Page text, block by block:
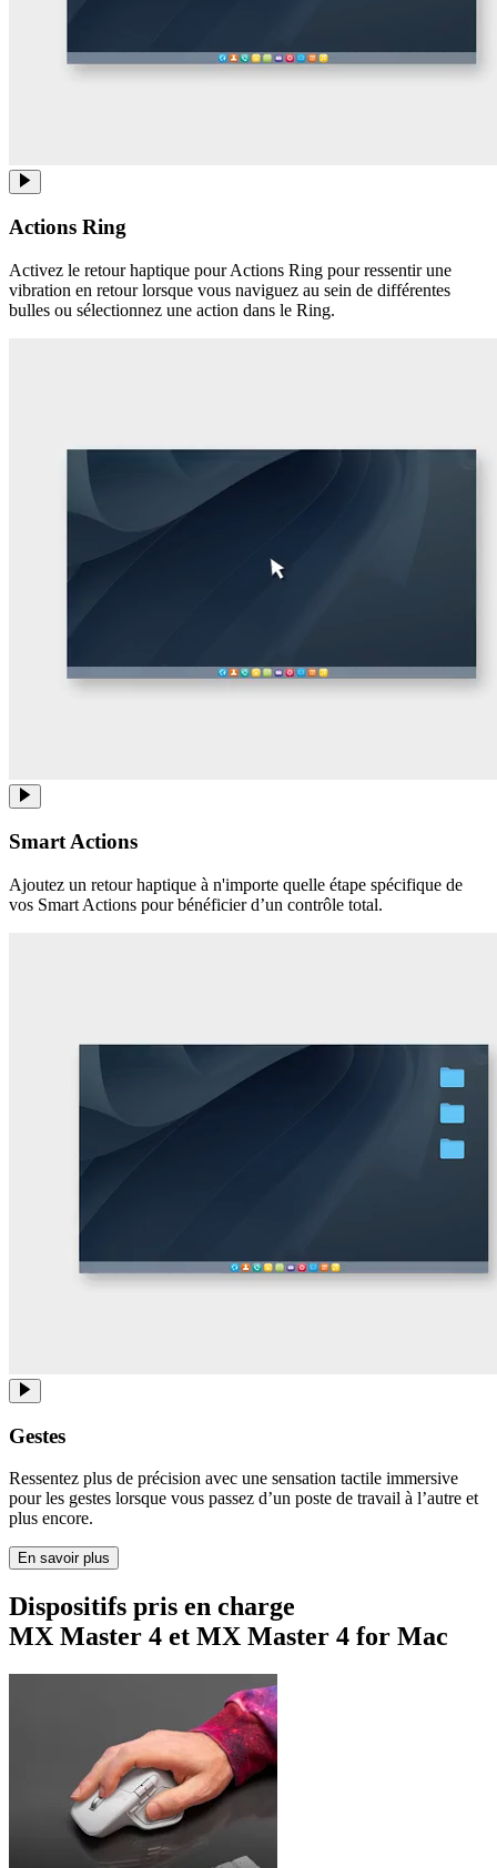
Actions Ring
Activez le retour haptique pour Actions Ring pour ressentir une
vibration en retour lorsque vous naviguez au sein de différentes
bulles ou sélectionnez une action dans le Ring.
Smart Actions
Ajoutez un retour haptique à n'importe quelle étape spécifique de
vos Smart Actions pour bénéficier d’un contrôle total.
Gestes
Ressentez plus de précision avec une sensation tactile immersive
pour les gestes lorsque vous passez d’un poste de travail à l’autre et
plus encore.
En savoir plus
Dispositifs pris en charge
MX Master 4 et MX Master 4 for Mac